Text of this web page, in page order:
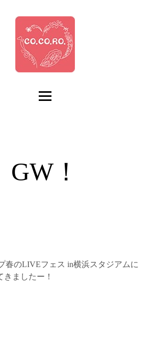
GW！
春のLIVEフェス in横浜スタジアムに
ましたー！